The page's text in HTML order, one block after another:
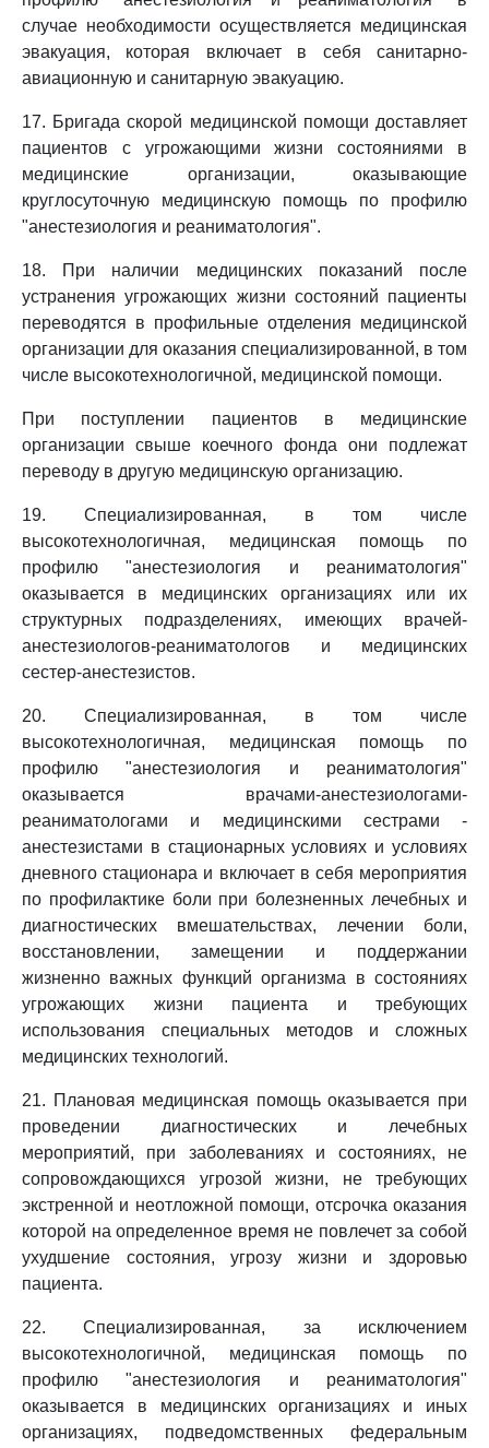
случае необходимости осуществляется медицинская
эвакуация, которая включает в себя санитарно-
авиационную и санитарную эвакуацию.
17. Бригада скорой медицинской помощи доставляет
пациентов с угрожающими жизни состояниями в
медицинские организации, оказывающие
круглосуточную медицинскую помощь по профилю
"анестезиология и реаниматология".
18. При наличии медицинских показаний после
устранения угрожающих жизни состояний пациенты
переводятся в профильные отделения медицинской
организации для оказания специализированной, в том
числе высокотехнологичной, медицинской помощи.
При поступлении пациентов в медицинские
организации свыше коечного фонда они подлежат
переводу в другую медицинскую организацию.
19. Специализированная, в том числе
высокотехнологичная, медицинская помощь по
профилю "анестезиология и реаниматология"
оказывается в медицинских организациях или их
структурных подразделениях, имеющих врачей-
анестезиологов-реаниматологов и медицинских
сестер-анестезистов.
20. Специализированная, в том числе
высокотехнологичная, медицинская помощь по
профилю "анестезиология и реаниматология"
оказывается врачами-анестезиологами-
реаниматологами и медицинскими сестрами -
анестезистами в стационарных условиях и условиях
дневного стационара и включает в себя мероприятия
по профилактике боли при болезненных лечебных и
диагностических вмешательствах, лечении боли,
восстановлении, замещении и поддержании
жизненно важных функций организма в состояниях
угрожающих жизни пациента и требующих
использования специальных методов и сложных
медицинских технологий.
21. Плановая медицинская помощь оказывается при
проведении диагностических и лечебных
мероприятий, при заболеваниях и состояниях, не
сопровождающихся угрозой жизни, не требующих
экстренной и неотложной помощи, отсрочка оказания
которой на определенное время не повлечет за собой
ухудшение состояния, угрозу жизни и здоровью
пациента.
22. Специализированная, за исключением
высокотехнологичной, медицинская помощь по
профилю "анестезиология и реаниматология"
оказывается в медицинских организациях и иных
организациях, подведомственных федеральным